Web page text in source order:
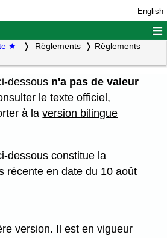
English
≡
★ Règlements
Règlements
dessous n'a pas de valeur
le texte officiel,
à laversion bilingue
dessous constitue la
récente en date du 10 août
version. Il est en vigueur